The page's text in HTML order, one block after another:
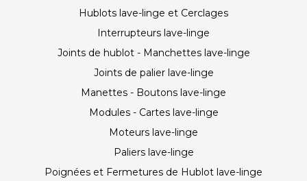
Hublots lave-linge et Cerclages
Interrupteurs lave-linge
Joints de hublot - Manchettes lave-linge
Joints de palier lave-linge
Manettes - Boutons lave-linge
Modules - Cartes lave-linge
Moteurs lave-linge
Paliers lave-linge
Poignées et Fermetures de Hublot lave-linge